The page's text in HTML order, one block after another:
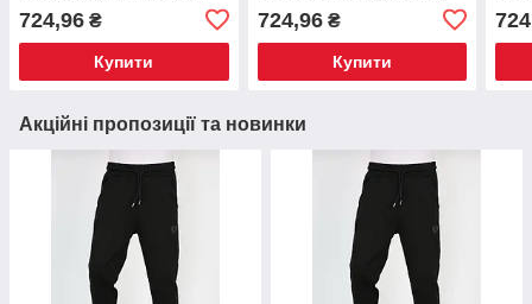
724,96 ₴
Купити
724,96₴
Купити
Акційні пропозиції та новинки